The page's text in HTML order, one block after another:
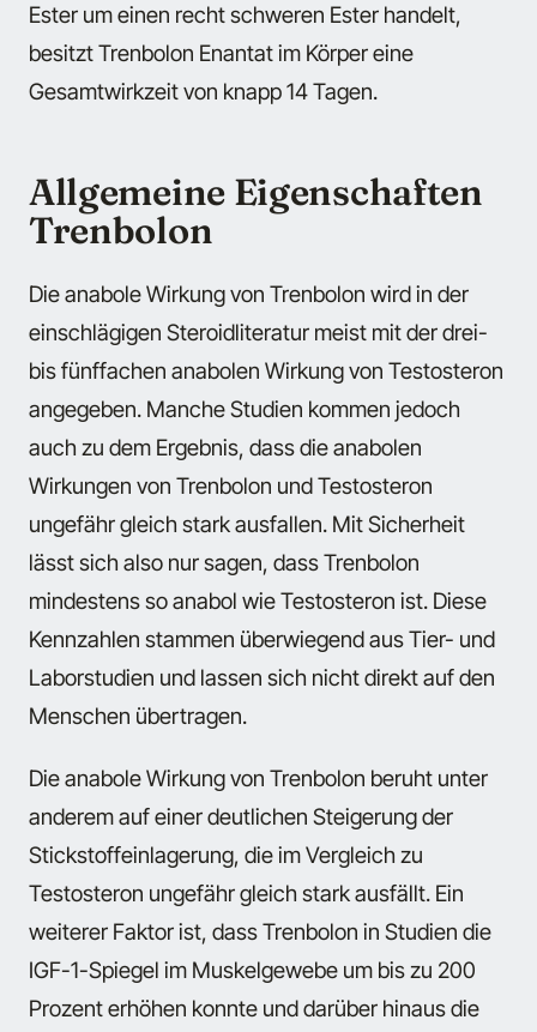
Ester um einen recht schweren Ester handelt,
besitzt Trenbolon Enantat im Körper eine
Gesamtwirkzeit von knapp 14 Tagen.
Allgemeine Eigenschaften
Trenbolon
Die anabole Wirkung von Trenbolon wird in der
einschlägigen Steroidliteratur meist mit der drei-
bis fünffachen anabolen Wirkung von Testosteron
angegeben. Manche Studien kommen jedoch
auch zu dem Ergebnis, dass die anabolen
Wirkungen von Trenbolon und Testosteron
ungefähr gleich stark ausfallen. Mit Sicherheit
lässt sich also nur sagen, dass Trenbolon
mindestens so anabol wie Testosteron ist. Diese
Kennzahlen stammen überwiegend aus Tier- und
Laborstudien und lassen sich nicht direkt auf den
Menschen übertragen.
Die anabole Wirkung von Trenbolon beruht unter
anderem auf einer deutlichen Steigerung der
Stickstoffeinlagerung, die im Vergleich zu
Testosteron ungefähr gleich stark ausfällt. Ein
weiterer Faktor ist, dass Trenbolon in Studien die
IGF-1-Spiegel im Muskelgewebe um bis zu 200
Prozent erhöhen konnte und darüber hinaus die